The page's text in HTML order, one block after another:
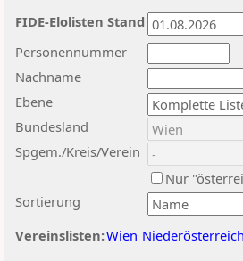
Nachname
Ebene
Sortierung
Personennummer
Bundesland
Spgem./Kreis/Verein
Nur
Vereinslisten:Wien Niederösterreich
FIDE-Elolisten Stand